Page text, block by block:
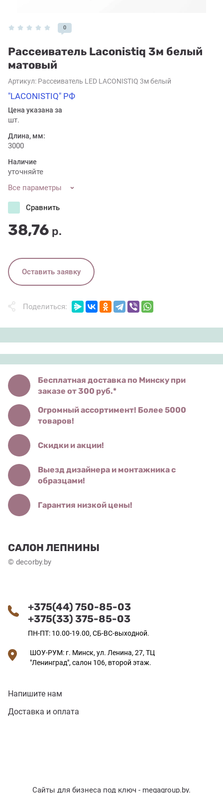
0
Рассеиватель Laconistiq 3м белый
матовый
Артикул: Рассеиватель LED LACONISTIQ 3м белый
"LACONISTIQ" РФ
Цена указана за
шт.
Длина, мм:
3000
Наличие
уточняйте
Все параметры
38,76 р.
Сравнить
Оставить заявку
Поделиться:
Бесплатная доставка по Минску при
заказе от 300 руб.*
Огромный ассортимент! Более 5000
товаров!
Скидки и акции!
Выезд дизайнера и монтажника с
образцами!
Гарантия низкой цены!
САЛОН ЛЕПНИНЫ
© decorby.by
+375(44) 750-85-03
+375(33) 375-85-03
ПН-ПТ: 10.00-19.00, СБ-ВС-выходной.
ШОУ-РУМ: г. Минск, ул. Ленина, 27, ТЦ
"Ленинград", салон 106, второй этаж.
Напишите нам
Доставка и оплата
Сайты для бизнеса под ключ - megagroup.by.